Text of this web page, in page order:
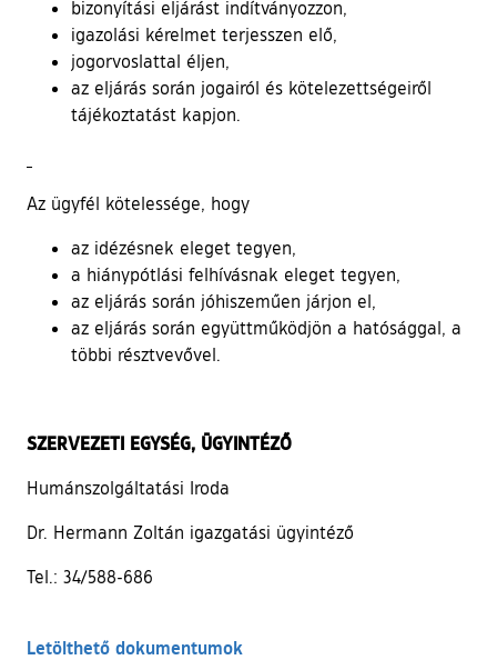
bizonyítási eljárást indítványozzon,
igazolási kérelmet terjesszen elő,
jogorvoslattal éljen,
az eljárás során jogairól és kötelezettségeiről
tájékoztatást kapjon.
Az ügyfél kötelessége, hogy
az idézésnek eleget tegyen,
a hiánypótlási felhívásnak eleget tegyen,
az eljárás során jóhiszeműen járjon el,
az eljárás során együttműködjön a hatósággal, a
többi résztvevővel.
SZERVEZETI EGYSÉG, ÜGYINTÉZŐ
Humánszolgáltatási Iroda
Dr. Hermann Zoltán igazgatási ügyintéző
Tel.: 34/588-686
Letölthető dokumentumok